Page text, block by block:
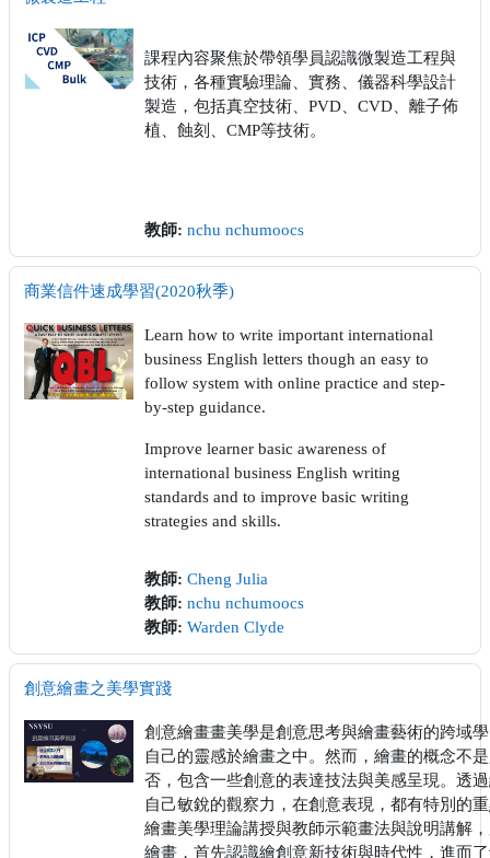
課程內容聚焦於帶領學員認識微製造工程與
技術，各種實驗理論、實務、儀器科學設計
製造，包括真空技術、PVD、CVD、離子佈
植、蝕刻、CMP等技術。
教師: nchu nchumoocs
商業信件速成學習(2020秋季)
Learn how to write important international
business English letters though an easy to
follow system with online practice and step-
by-step guidance.
Improve learner basic awareness of
international business English writing
standards and to improve basic writing
strategies and skills.
教師: Cheng Julia
教師: nchu nchumoocs
教師: Warden Clyde
創意繪畫之美學實踐
創意繪畫畫美學是創意思考與繪畫藝術的跨域
自己的靈感於繪畫之中。然而，繪畫的概念不
否，包含一些創意的表達技法與美感呈現。透
自己敏銳的觀察力，在創意表現，都有特別的
繪畫美學理論講授與教師示範畫法與說明講解
繪畫，首先認識繪創意新技術與時代性，進而